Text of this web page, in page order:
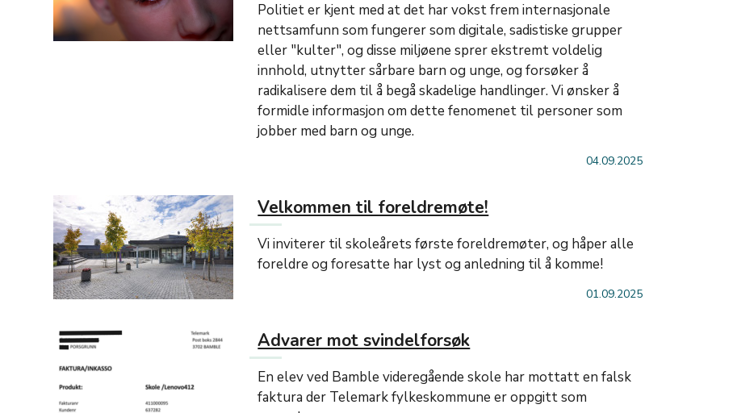
Politiet er kjent med at det har vokst frem internasjonale
nettsamfunn som fungerer som digitale, sadistiske grupper
eller "kulter", og disse miljøene sprer ekstremt voldelig
innhold, utnytter sårbare barn og unge, og forsøker å
radikalisere dem til å begå skadelige handlinger. Vi ønsker å
formidle informasjon om dette fenomenet til personer som
jobber med barn og unge.
04.09.2025
Velkommen til foreldremøte!
Vi inviterer til skoleårets første foreldremøter, og håper alle
foreldre og foresatte har lyst og anledning til å komme!
01.09.2025
Advarer mot svindelforsøk
En elev ved Bamble videregående skole har mottatt en falsk
faktura der Telemark fylkeskommune er oppgitt som